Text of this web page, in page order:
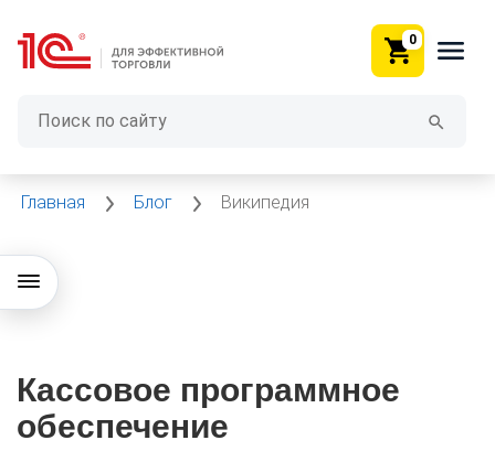
0
Главная Блог Википедия
Кассовое программное
обеспечение